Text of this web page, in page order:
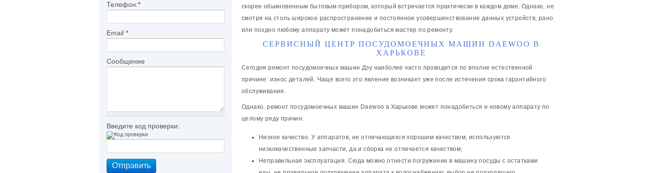
Телефон:*
Email *
Сообщение
Введите код проверки:
скорее обыкновенным бытовым прибором, который встречается практически в каждом доме. Однако, не
смотря на столь широкое распространение и постоянное усовершенствование данных устройств, рано
или поздно любому аппарату может понадобиться мастер по ремонту.
СЕРВИСНЫЙ ЦЕНТР ПОСУДОМОЕЧНЫХ МАШИН DAEWOO В
ХАРЬКОВЕ
Сегодня ремонт посудомоечных машин Дэу наиболее часто проводится по вполне естественной
причине: износ деталей. Чаще всего это явление возникает уже после истечения срока гарантийного
обслуживания.
Однако, ремонт посудомоечных машин Daewoo в Харькове может понадобиться и новому аппарату по
целому ряду причин:
Низкое качество. У аппаратов, не отличающихся хорошим качеством, используются
низкокачественные запчасти, да и сборка не отличается качеством;
Неправильная эксплуатация. Сюда можно отнести погружение в машину посуды с остатками